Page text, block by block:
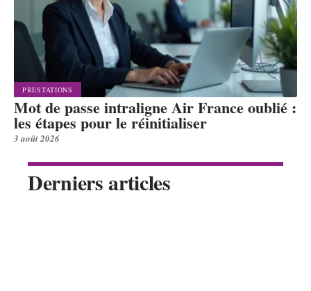
PRESTATIONS
Mot de passe intraligne Air France oublié :
les étapes pour le réinitialiser
3 août 2026
Derniers articles